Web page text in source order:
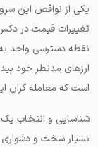
تغییرات قیمت در دکس
نقطه دسترسی واحد
ارزهای مدنظر خود
است که معامله گران
شناسایی و انتخاب یک
بسیار سخت و